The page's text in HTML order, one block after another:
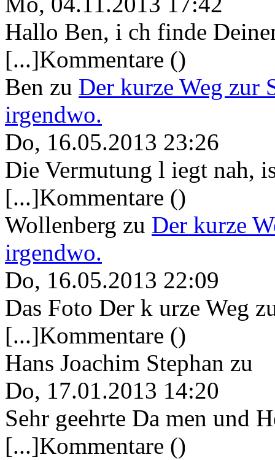
Hallo Ben, i ch finde
[...]Kommentare ()
Ben zu Der kurze Weg zur
irgendwo.
Do, 16.05.2013 23:26
Die Vermutung l iegt nah,
[...]Kommentare ()
Wollenberg zu Der kurze
irgendwo.
Do, 16.05.2013 22:09
Das Foto Der k urze Weg
[...]Kommentare ()
Hans Joachim Stephan zu
Do, 17.01.2013 14:20
Sehr geehrte Da men und
[...]Kommentare ()